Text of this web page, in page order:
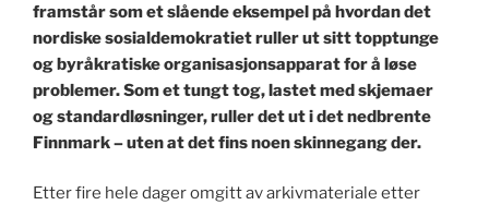
framstår som et slående eksempel på hvordan det
nordiske sosialdemokratiet ruller ut sitt topptunge
og byråkratiske organisasjonsapparat for å løse
problemer. Som et tungt tog, lastet med skjemaer
og standardløsninger, ruller det ut i det nedbrente
Finnmark – uten at det fins noen skinnegang der.
Etter fire hele dager omgitt av arkivmateriale etter